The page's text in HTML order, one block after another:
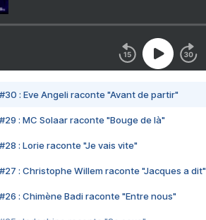
#30 : Eve Angeli raconte "Avant de partir"
#29 : MC Solaar raconte "Bouge de là"
#28 : Lorie raconte "Je vais vite"
#27 : Christophe Willem raconte "Jacques a dit"
#26 : Chimène Badi raconte "Entre nous"